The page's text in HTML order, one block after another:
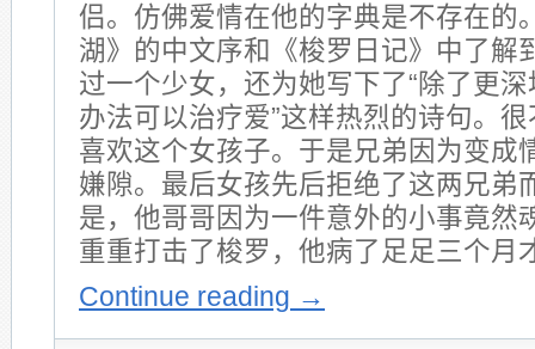
侣。仿佛爱情在他的字典是不存在的
湖》的中文序和《梭罗日记》中了解
过一个少女，还为她写下了“除了更
办法可以治疗爱”这样热烈的诗句。
喜欢这个女孩子。于是兄弟因为变成
嫌隙。最后女孩先后拒绝了这两兄弟
是，他哥哥因为一件意外的小事竟然
重重打击了梭罗，他病了足足三个月
Continue reading →